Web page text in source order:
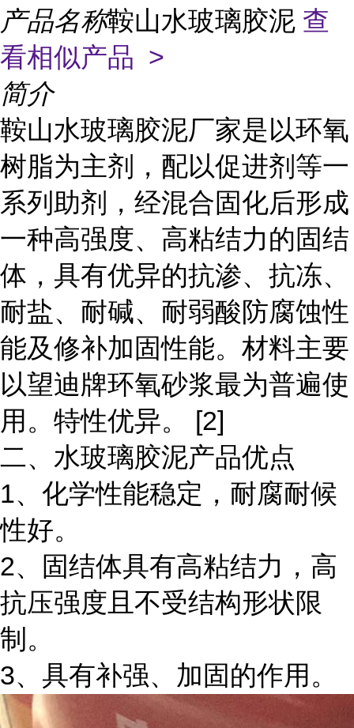
产品名称鞍山水玻璃胶泥 查
看相似产品 >
简介
鞍山水玻璃胶泥厂家是以环氧
树脂为主剂，配以促进剂等一
系列助剂，经混合固化后形成
一种高强度、高粘结力的固结
体，具有优异的抗渗、抗冻、
耐盐、耐碱、耐弱酸防腐蚀性
能及修补加固性能。材料主要
以望迪牌环氧砂浆最为普遍使
用。特性优异。 [2]
二、水玻璃胶泥产品优点
1、化学性能稳定，耐腐耐候
性好。
2、固结体具有高粘结力，高
抗压强度且不受结构形状限
制。
3、具有补强、加固的作用。